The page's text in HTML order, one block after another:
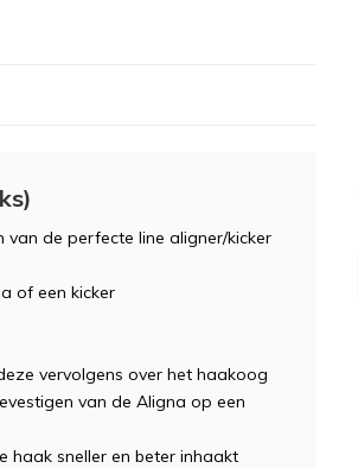
de perfecte line aligner/kicker
of een kicker
vervolgens over het haakoog
van de Aligna op een
haak sneller en beter inhaakt